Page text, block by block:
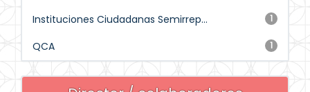
1
Instituciones Ciudadanas Semirrep...
1
QCA